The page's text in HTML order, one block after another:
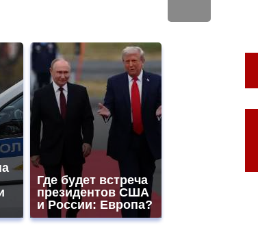
Где будет встреча
президентов США
и России: Европа?